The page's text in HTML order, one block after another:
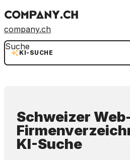
company.ch
KI-SUCHE
Suche
Schweizer
KI-Suche